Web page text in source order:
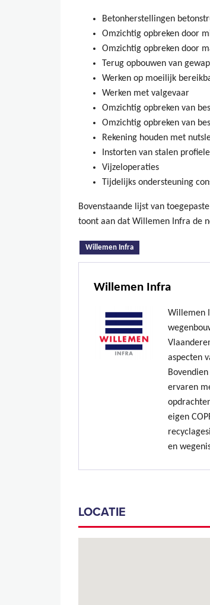
Betonherstellingen
Omzichtig opbreken door
Omzichtig opbreken door
Terug opbouwen van
Werken op moeilijk
Werken met valgevaar
Omzichtig opbreken van
Omzichtig opbreken van
Rekening houden met
Instorten van stalen
Vijzeloperaties
Tijdelijks ondersteuning
Bovenstaande lijst van
toont aan dat Willemen Infra de
Willemen Infra
Willemen Infra
Willemen
aspecten
ervaren
eigen
en
LOCATIE